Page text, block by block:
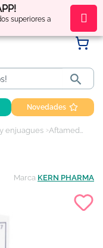
superiores a
tus compras

Novedades
enjuagues Aftamed Forte, 8 ml
Marca KERN PHARMA